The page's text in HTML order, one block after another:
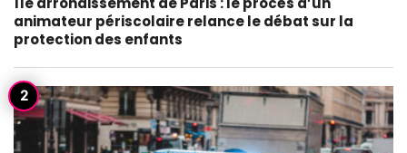
animateur périscolaire relance le débat sur la
protection des enfants